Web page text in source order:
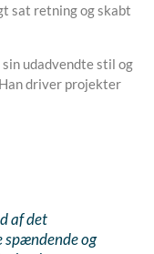
sat retning og skabt
udadvendte stil og
driver projekter
af det
spændende og